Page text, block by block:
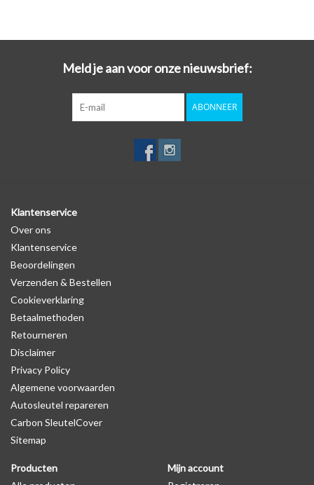
Meld je aan voor onze nieuwsbrief:
ABONNEER
Klantenservice
Over ons
Klantenservice
Beoordelingen
Verzenden & Bestellen
Cookieverklaring
Betaalmethoden
Retourneren
Disclaimer
Privacy Policy
Algemene voorwaarden
Autosleutel repareren
Carbon SleutelCover
Sitemap
Producten
Mijn account